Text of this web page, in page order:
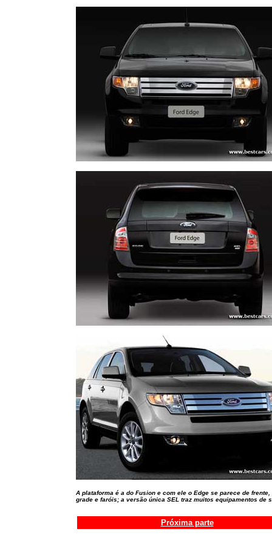
A plataforma é a do Fusion e com ele o Edge se parece de frente,
grade e faróis; a versão única SEL traz muitos equipamentos de
Próxima parte